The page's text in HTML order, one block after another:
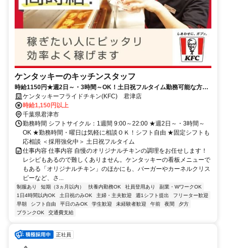
ケンタッキーのキッチンスタッフ
時給1150円★週2日～・3時間～OK！土日祝フルタイム勤務可能な方大
歓迎♪ケンタッキーフライドチキン(KFC) 君津店
時給1,150円以上
千葉県君津市
勤務時間 シフトサイクル：1週間 9:00～22:00 ★週2日～・3時間～
OK ★勤務時間・曜日は気軽に相談ＯＫ！シフト自由 ★固定シフトも
応相談 ＜採用強化中＞ 土日祝フルタイム
仕事内容 仕事内容 自慢のオリジナルチキンの調理をお任せします！
レシピもあるので難しくありません。ケンタッキーの看板メニューで
もある「オリジナルチキン」のほかにも、バーガーやカーネルクリス
ピーなど、さ...
制服あり 短期（3ヵ月以内） 扶養内勤務OK 社員登用あり
副業・WワークOK
1日4時間以内OK
土日祝のみOK 主婦・主夫歓迎 週1シフト提出
フリーター歓迎
早朝
シフト自由 平日のみOK 学生歓迎 未経験者歓迎 午前 夜間
夕方
ブランクOK
交通費支給
正社員